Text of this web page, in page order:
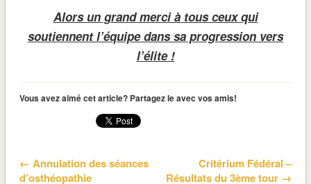
Alors un grand merci à tous ceux qui
soutiennent l’équipe dans sa progression vers
l’élite !
Vous avez aimé cet article? Partagez le avec vos amis!
← Annulation des séances
d’osthéopathie
Critérium Fédéral –
Résultats du 3ème tour →